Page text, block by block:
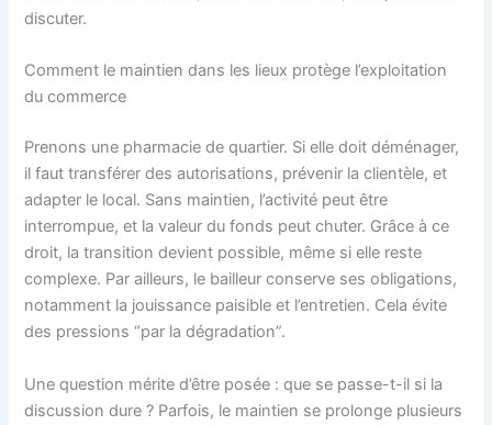
discuter.
Comment le maintien dans les lieux protège l’exploitation
du commerce
Prenons une pharmacie de quartier. Si elle doit déménager,
il faut transférer des autorisations, prévenir la clientèle, et
adapter le local. Sans maintien, l’activité peut être
interrompue, et la valeur du fonds peut chuter. Grâce à ce
droit, la transition devient possible, même si elle reste
complexe. Par ailleurs, le bailleur conserve ses obligations,
notamment la jouissance paisible et l’entretien. Cela évite
des pressions “par la dégradation”.
Une question mérite d’être posée : que se passe-t-il si la
discussion dure ? Parfois, le maintien se prolonge plusieurs